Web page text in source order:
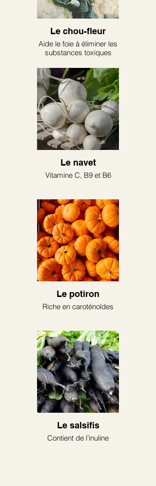
Le chou-fleur
Aide le foie à éliminer les
substances toxiques
Le navet
Vitamine C, B9 et B6
Le potiron
Riche en caroténoïdes
Le salsifis
Contient de l’inuline